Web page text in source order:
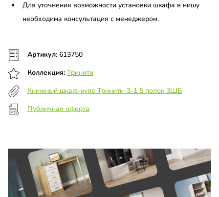
Для уточнения возможности установки шкафа в нишу
необходима консультация с менеджером.
Артикул: 613750
Коллекция: Тринити
Книжный шкаф-купе Тринити-3-1 5 полок 3ШБ
Публичная оферта